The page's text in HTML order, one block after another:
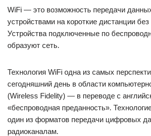
WiFi — это возможность передачи
устройствами на короткие дистанции
Устройства подключенные по
образуют сеть.
Технология WiFi одна из самых
сегодняшний день в области
(Wireless Fidelity) — в переводе с
«беспроводная преданность».
один из форматов передачи цифровых
радиоканалам.